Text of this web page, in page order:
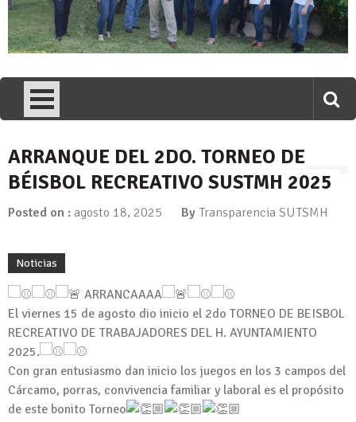
ARRANQUE DEL 2DO. TORNEO DE
BÉISBOL RECREATIVO SUSTMH 2025
Posted on : agosto 18, 2025 By Transparencia SUTSMH
Noticias
ARRANCAAAA
El viernes 15 de agosto dio inicio el 2do TORNEO DE BEISBOL
RECREATIVO DE TRABAJADORES DEL H. AYUNTAMIENTO
2025.
Con gran entusiasmo dan inicio los juegos en los 3 campos del
Cárcamo, porras, convivencia familiar y laboral es el propósito
de este bonito Torneo